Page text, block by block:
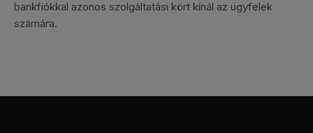
bankfiókkal azonos szolgáltatási kört kínál az ügyfelek
számára.